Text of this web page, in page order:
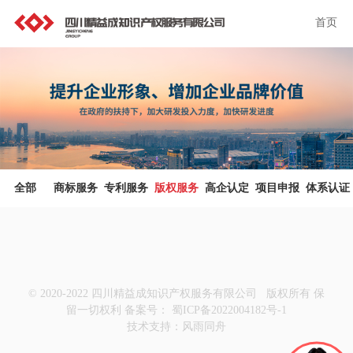
首页
全部 商标服务 专利服务 版权服务 高企认定 项目申报 体系认证
© 2020-2022 四川精益成知识产权服务有限公司 版权所有 保
留一切权利 备案号： 蜀ICP备2022004182号-1
技术支持： 风雨同舟